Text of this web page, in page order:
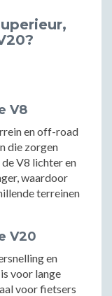
V8
en off-road
die zorgen
V8 lichter en
waardoor
terreinen
V20
en
voor lange
voor fietsers